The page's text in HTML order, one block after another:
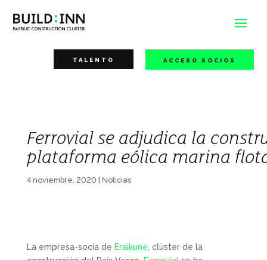
TALENTO ACCESO SOCIOS
Ferrovial se adjudica la
plataforma eólica marina
4 noviembre, 2020| Noticias
La empresa-socia de Eraikune , clúster de la